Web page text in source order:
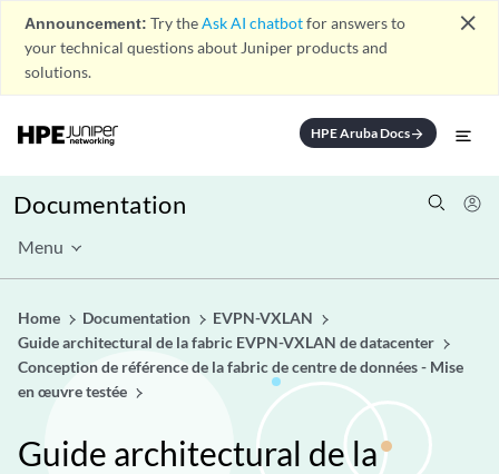
Announcement: Try theAsk AI chatbotfor answers to
your technical questions about Juniper products and
solutions.
close
HPE Aruba Docsarrow_forward
Documentation
Menu
Home Documentation
EVPN-VXLAN
Guide architectural de la fabric EVPN-VXLAN de datacenter
Conception de référence de la fabric de centre de données - Mise
en œuvre testée
Guide architectural de la